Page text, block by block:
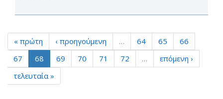
« πρώτη ‹ προηγούμενη … 64 65
66
67
68 69 70 71 72 …
επόμενη ›
τελευταία »